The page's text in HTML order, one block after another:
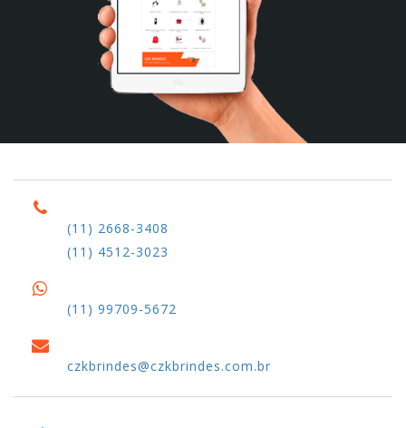
(11) 2668-3408
(11) 4512-3023
(11) 99709-5672
czkbrindes@czkbrindes.com.br